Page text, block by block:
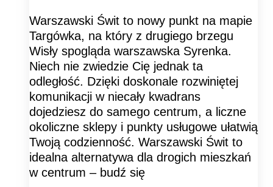
Warszawski Świt to nowy punkt na mapie
Targówka, na który z drugiego brzegu
Wisły spogląda warszawska Syrenka.
Niech nie zwiedzie Cię jednak ta
odległość. Dzięki doskonale rozwiniętej
komunikacji w niecały kwadrans
dojedziesz do samego centrum, a liczne
okoliczne sklepy i punkty usługowe ułatwią
Twoją codzienność. Warszawski Świt to
idealna alternatywa dla drogich mieszkań
w centrum – budź się